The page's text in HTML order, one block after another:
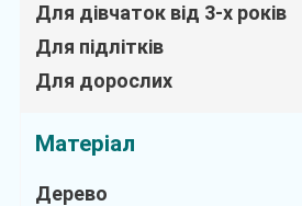
Для дівчаток від 3-х років
Для підлітків
Для дорослих
Матеріал
Дерево